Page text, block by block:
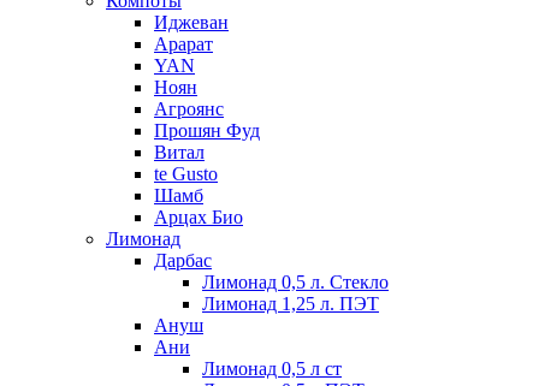
Иджеван
Арарат
YAN
Ноян
Агроянс
Прошян Фуд
Витал
te Gusto
Шамб
Арцах Био
Лимонад
Дарбас
Лимонад 0,5 л. Стекло
Лимонад 1,25 л. ПЭТ
Ануш
Ани
Лимонад 0,5 л ст